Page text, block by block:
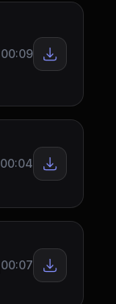
00:09
00:04
00:07